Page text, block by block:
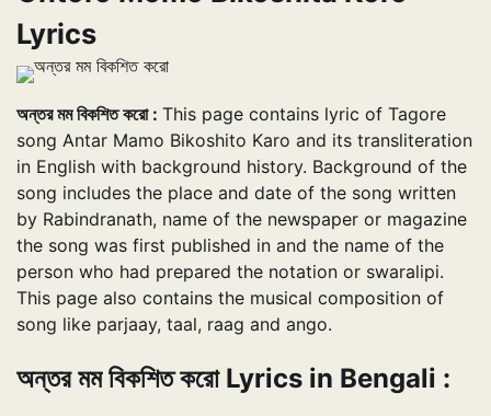
Lyrics
অন্তর মম বিকশিত করো : This page contains lyric of Tagore
song Antar Mamo Bikoshito Karo and its transliteration
in English with background history. Background of the
song includes the place and date of the song written
by Rabindranath, name of the newspaper or magazine
the song was first published in and the name of the
person who had prepared the notation or swaralipi.
This page also contains the musical composition of
song like parjaay, taal, raag and ango.
অন্তর মম বিকশিত করো Lyrics in Bengali :